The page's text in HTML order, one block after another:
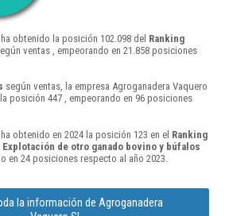
obtenido la posición 102.098 del Ranking
ventas , empeorando en 21.858 posiciones
según ventas, la empresa Agroganadera Vaquero
posición 447 , empeorando en 96 posiciones
obtenido en 2024 la posición 123 en el Ranking
de otro ganado bovino y búfalos
en 24 posiciones respecto al año 2023.
la información de Agroganadera